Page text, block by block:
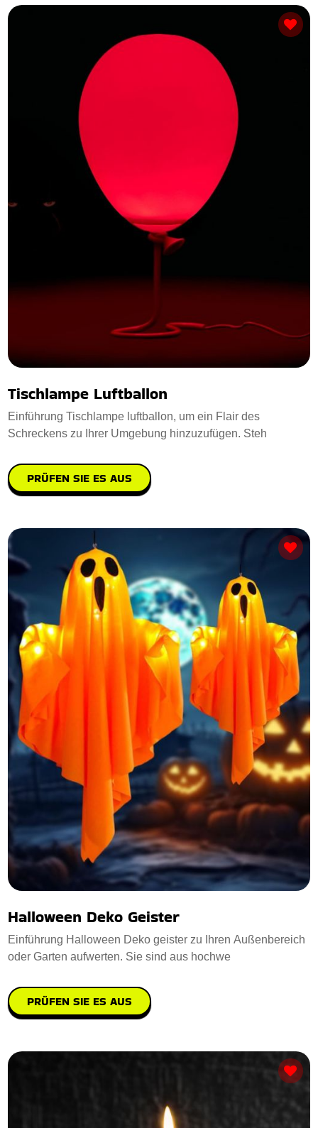
Tischlampe Luftballon
Einführung Tischlampe luftballon, um ein Flair des
Schreckens zu Ihrer Umgebung hinzuzufügen. Steh
PRÜFEN SIE ES AUS
Halloween Deko Geister
Einführung Halloween Deko geister zu Ihren Außenbereich
oder Garten aufwerten. Sie sind aus hochwe
PRÜFEN SIE ES AUS